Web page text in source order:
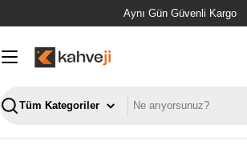
Orjinal Ürün
Ara